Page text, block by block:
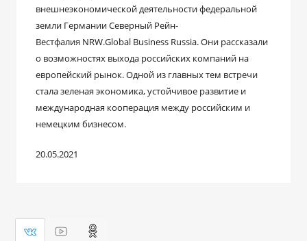
внешнеэкономической деятельности федеральной
земли Германии Северный Рейн-
Вестфалия NRW.Global Business Russia. Они рассказали
о возможностях выхода российских компаний на
европейский рынок. Одной из главных тем встречи
стала зеленая экономика, устойчивое развитие и
международная кооперация между российским и
немецким бизнесом.
20.05.2021